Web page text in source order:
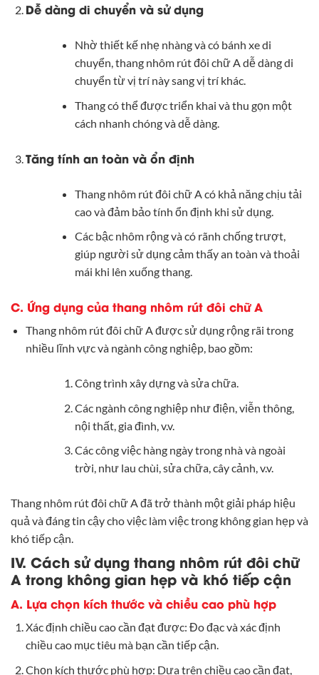
Dễ dàng di chuyển và sử dụng
Nhờ thiết kế nhẹ nhàng và có bánh xe di
chuyển, thang nhôm rút đôi chữ A dễ dàng di
chuyển từ vị trí này sang vị trí khác.
Thang có thể được triển khai và thu gọn một
cách nhanh chóng và dễ dàng.
Tăng tính an toàn và ổn định
Thang nhôm rút đôi chữ A có khả năng chịu tải
cao và đảm bảo tính ổn định khi sử dụng.
Các bậc nhôm rộng và có rãnh chống trượt,
giúp người sử dụng cảm thấy an toàn và thoải
mái khi lên xuống thang.
C. Ứng dụng của thang nhôm rút đôi chữ A
Thang nhôm rút đôi chữ A được sử dụng rộng rãi trong
nhiều lĩnh vực và ngành công nghiệp, bao gồm:
Công trình xây dựng và sửa chữa.
Các ngành công nghiệp như điện, viễn thông,
nội thất, gia đình, v.v.
Các công việc hàng ngày trong nhà và ngoài
trời, như lau chùi, sửa chữa, cây cảnh, v.v.
Thang nhôm rút đôi chữ A đã trở thành một giải pháp hiệu
quả và đáng tin cậy cho việc làm việc trong không gian hẹp và
khó tiếp cận.
IV. Cách sử dụng thang nhôm rút đôi chữ
A trong không gian hẹp và khó tiếp cận
A. Lựa chọn kích thước và chiều cao phù hợp
Xác định chiều cao cần đạt được: Đo đạc và xác định
chiều cao mục tiêu mà bạn cần tiếp cận.
Chọn kích thước phù hợp: Dựa trên chiều cao cần đạt,